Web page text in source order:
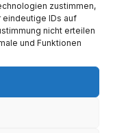
zustimmen,
eindeutige IDs auf
nicht erteilen
und Funktionen